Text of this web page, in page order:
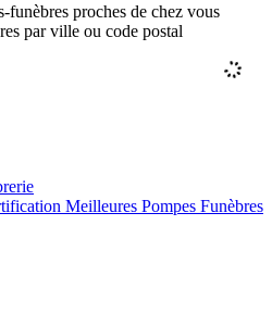
funèbres proches de chez vous
par ville ou code postal
Meilleures Pompes Funèbres